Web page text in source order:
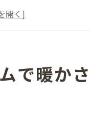
の設備アップグレー
を節約する方法
ナンスの重要性
暮らしを変える
設備紹介
で暖か